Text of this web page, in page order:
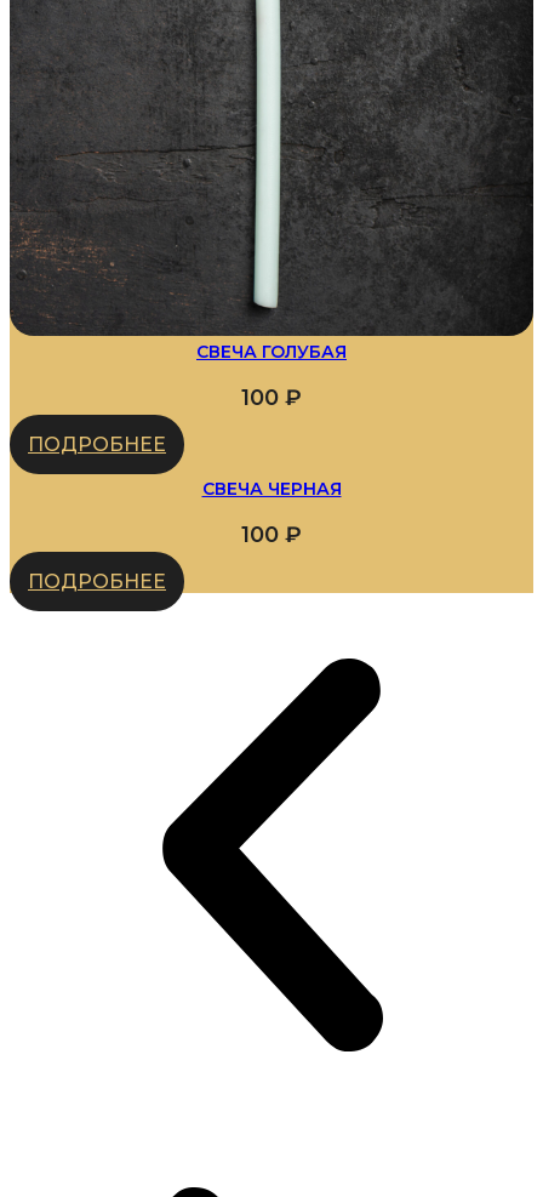
СВЕЧА ГОЛУБАЯ
100 ₽
ПОДРОБНЕЕ
СВЕЧА ЧЕРНАЯ
100 ₽
ПОДРОБНЕЕ